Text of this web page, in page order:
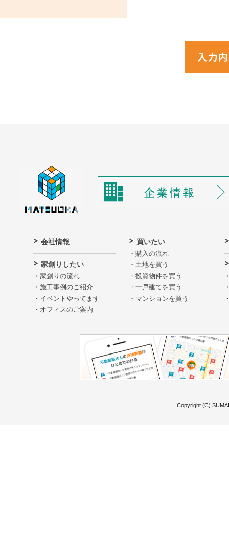
会社情報
家創りしたい
家創りの流れ
施工事例のご紹介
イベントやってます
オフィスのご案内
買いたい
購入の流れ
土地を買う
投資物件を買う
一戸建てを買う
マンションを買う
Copyright (C)